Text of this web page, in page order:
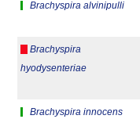
Brachyspira alvinipulli
Brachyspira
hyodysenteriae
Brachyspira innocens